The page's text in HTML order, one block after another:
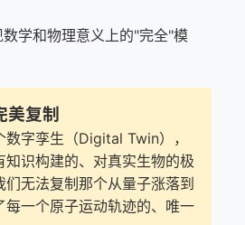
学和物理意义上的"完全"模
美复制
字孪生（Digital Twin），
知识构建的、对真实生物的极
无法复制那个从量子涨落到
每一个原子运动轨迹的、唯一